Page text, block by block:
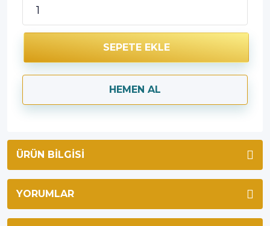
SEPETE EKLE
HEMEN AL
ÜRÜN BILGISI
YORUMLAR